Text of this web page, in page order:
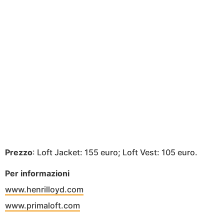
Prezzo: Loft Jacket: 155 euro; Loft Vest: 105 euro.
Per informazioni
www.henrilloyd.com
www.primaloft.com